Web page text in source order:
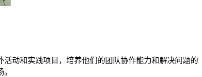
动和实践项目，培养他们的团队协作能力和解决问题的